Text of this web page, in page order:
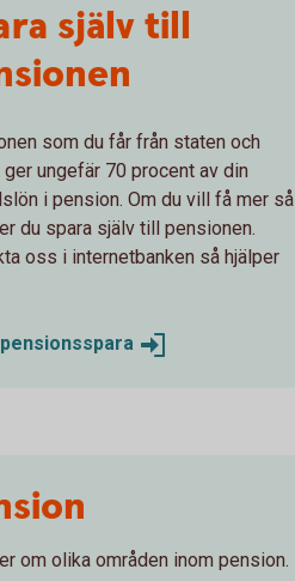
själv till
som du får från staten och
ungefär 70 procent av din
i pension. Om du vill få mer så
du spara själv till pensionen.
oss i internetbanken så hjälper
pensionsspara
om olika områden inom pension.